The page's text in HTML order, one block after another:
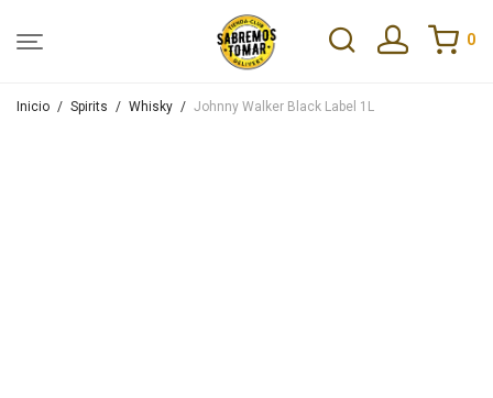
0
Inicio / Spirits / Whisky / Johnny Walker Black Label 1L